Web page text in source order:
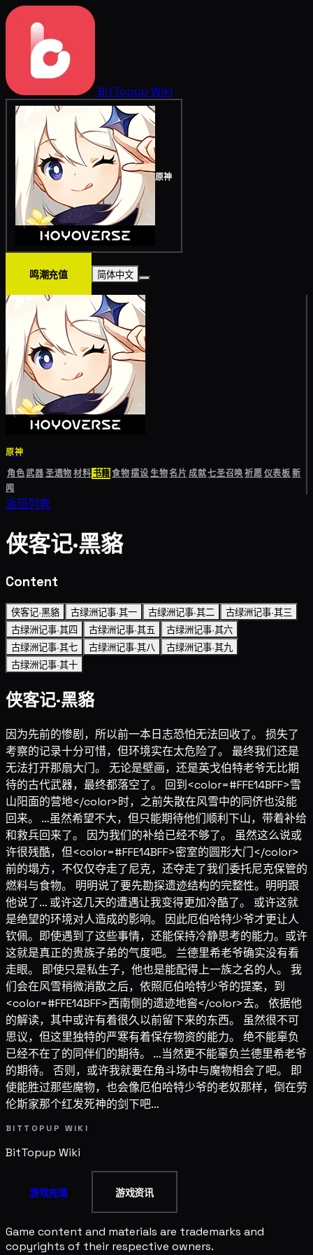
BitTopup Wiki
原神
鸣潮充值 简体中文
原神
角色武器圣遗物材料书籍食物摆设生物名片成就七圣召唤祈愿仪表板新
闻
返回列表
侠客记·黑貉
Content
侠客记·黑貉 古绿洲记事·其一 古绿洲记事·其二
古绿洲记事·其三
古绿洲记事·其四
古绿洲记事·其五
古绿洲记事·其六
古绿洲记事·其七
古绿洲记事·其八
古绿洲记事·其九
古绿洲记事·其十
侠客记·黑貉
因为先前的惨剧，所以前一本日志恐怕无法回收了。 损失了
考察的记录十分可惜，但环境实在太危险了。 最终我们还是
无法打开那扇大门。 无论是壁画，还是英戈伯特老爷无比期
待的古代武器，最终都落空了。 回到<color=#FFE14BFF>雪
山阳面的营地</color>时，之前失散在风雪中的同侪也没能
回来。 …虽然希望不大，但只能期待他们顺利下山，带着补给
和救兵回来了。 因为我们的补给已经不够了。 虽然这么说或
许很残酷，但<color=#FFE14BFF>密室的圆形大门</color>
前的塌方，不仅仅夺走了尼克，还夺走了我们委托尼克保管的
燃料与食物。 明明说了要先勘探遗迹结构的完整性。明明跟
他说了… 或许这几天的遭遇让我变得更加冷酷了。 或许这就
是绝望的环境对人造成的影响。 因此厄伯哈特少爷才更让人
钦佩。即使遇到了这些事情，还能保持冷静思考的能力。或许
这就是真正的贵族子弟的气度吧。 兰德里希老爷确实没有看
走眼。 即使只是私生子，他也是能配得上一族之名的人。 我
们会在风雪稍微消散之后，依照厄伯哈特少爷的提案，到
<color=#FFE14BFF>西南侧的遗迹地窖</color>去。 依据他
的解读，其中或许有着很久以前留下来的东西。 虽然很不可
思议，但这里独特的严寒有着保存物资的能力。 绝不能辜负
已经不在了的同伴们的期待。 …当然更不能辜负兰德里希老爷
的期待。 否则，或许我就要在角斗场中与魔物相会了吧。 即
使能胜过那些魔物，也会像厄伯哈特少爷的老奴那样，倒在劳
伦斯家那个红发死神的剑下吧…
BITTOPUP WIKI
BitTopup Wiki
游戏充值 游戏资讯
Game content and materials are trademarks and
copyrights of their respective owners.